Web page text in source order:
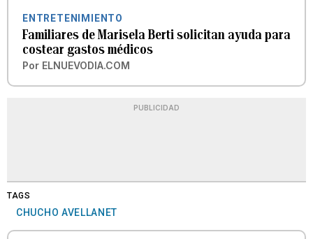
ENTRETENIMIENTO
Familiares de Marisela Berti solicitan ayuda para
costear gastos médicos
Por ELNUEVODIA.COM
PUBLICIDAD
TAGS
CHUCHO AVELLANET